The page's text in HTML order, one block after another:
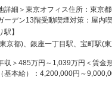
機会を設けておりますので、全
りません。
タック】
Google cloud(GKE)
Python
数170万口座超！BaaSパートナ
ガバンクへの基幹システム外販
できる環境あり/実力主義の評価
者◆◇
は「株式会社みんなの銀行」です
ク・デザインファクトリーに在
。
詳細＞東京オフィス住所：東京
ーデン13階受動喫煙対策：屋内
社の定める事業所（リモートワー
駅】
京都)、銀座一丁目駅、宝町駅(
収＞485万円～1,039万円＜賃金
基本給）：4,200,000円～